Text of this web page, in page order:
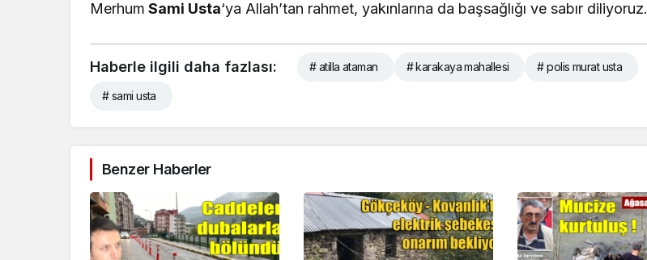
Merhum Sami Usta‘ya Allah’tan rahmet, yakınlarına da başsağlığı ve sabır diliyoruz.
Haberle ilgili daha fazlası: # atilla ataman # karakaya mahallesi # polis murat usta
# sami usta
Benzer Haberler